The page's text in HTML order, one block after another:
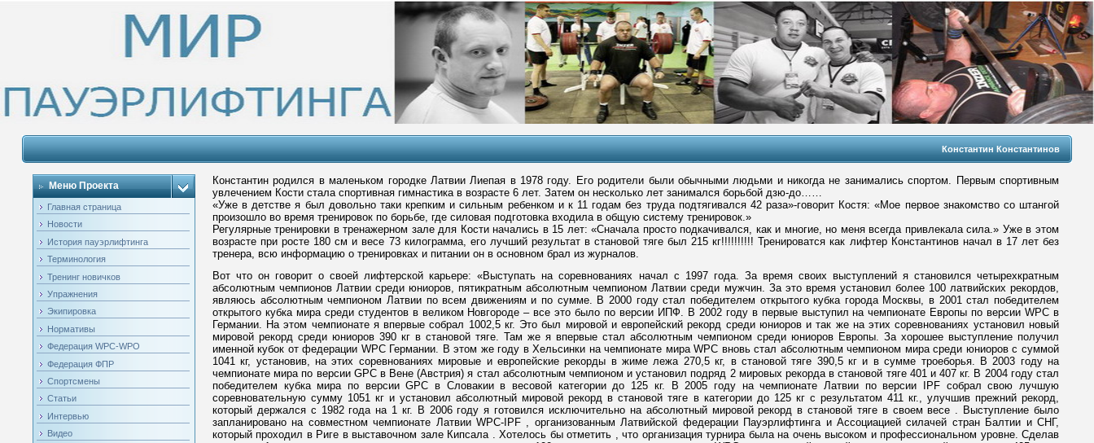
Константин Константинов
Меню Проекта
Главная страница
Новости
История пауэрлифтинга
Терминология
Тренинг новичков
Упражнения
Экипировка
Нормативы
Федерация WPC-WPO
Федерация ФПР
Спортсмены
Статьи
Интервью
Видео
Константин родился в маленьком городке Латвии Лиепая в 1978 году. Его родители были обычными людьми и никогда не занимались спортом. Первым спортивным
увлечением Кости стала спортивная гимнастика в возрасте 6 лет. Затем он несколько лет занимался борьбой дзю-до……
«Уже в детстве я был довольно таки крепким и сильным ребенком и к 11 годам без труда подтягивался 42 раза»-говорит Костя: «Мое первое знакомство со штангой
произошло во время тренировок по борьбе, где силовая подготовка входила в общую систему тренировок.»
Регулярные тренировки в тренажерном зале для Кости начались в 15 лет: «Сначала просто подкачивался, как и многие, но меня всегда привлекала сила.» Уже в этом
возрасте при росте 180 см и весе 73 килограмма, его лучший результат в становой тяге был 215 кг!!!!!!!!!! Тренироватся как лифтер Константинов начал в 17 лет без
тренера, всю информацию о тренировках и питании он в основном брал из журналов.
Вот что он говорит о своей лифтерской карьере: «Выступать на соревнованиях начал с 1997 года. За время своих выступлений я становился четырехкратным
абсолютным чемпионов Латвии среди юниоров, пятикратным абсолютным чемпионом Латвии среди мужчин. За это время установил более 100 латвийских рекордов,
являюсь абсолютным чемпионом Латвии по всем движениям и по сумме. В 2000 году стал победителем открытого кубка города Москвы, в 2001 стал победителем
открытого кубка мира среди студентов в великом Новгороде – все это было по версии ИПФ. В 2002 году в первые выступил на чемпионате Европы по версии WPC в
Германии. На этом чемпионате я впервые собрал 1002,5 кг. Это был мировой и европейский рекорд среди юниоров и так же на этих соревнованиях установил новый
мировой рекорд среди юниоров 390 кг в становой тяге. Там же я впервые стал абсолютным чемпионом среди юниоров Европы. За хорошее выступление получил
именной кубок от федерации WPC Германии. В этом же году в Хельсинки на чемпионате мира WPC вновь стал абсолютным чемпионом мира среди юниоров с суммой
1041 кг, установив, на этих соревнованиях мировые и европейские рекорды в жиме лежа 270,5 кг, в становой тяге 390,5 кг и в сумме троеборья. В 2003 году на
чемпионате мира по версии GPC в Вене (Австрия) я стал абсолютным чемпионом и установил подряд 2 мировых рекорда в становой тяге 401 и 407 кг. В 2004 году стал
победителем кубка мира по версии GPC в Словакии в весовой категории до 125 кг. В 2005 году на чемпионате Латвии по версии IPF собрал свою лучшую
соревновательную сумму 1051 кг и установил абсолютный мировой рекорд в становой тяге в категории до 125 кг с результатом 411 кг., улучшив прежний рекорд,
который держался с 1982 года на 1 кг. В 2006 году я готовился исключительно на абсолютный мировой рекорд в становой тяге в своем весе . Выступление было
запланировано на совместном чемпионате Латвии WPC-IPF , организованным Латвийской федерации Пауэрлифтинга и Ассоциацией силачей стран Балтии и СНГ,
который проходил в Риге в выставочном зале Кипсала . Хотелось бы отметить , что организация турнира была на очень высоком и профессиональном уровне. Сделав